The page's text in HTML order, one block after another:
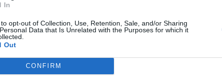
In
opt-out of Collection, Use, Retention, Sale, and/or Sharing
Data that Is Unrelated with the Purposes for which it
Out
CONFIRM
ΜΑΡΚΟΠΟΥΛΟΣ